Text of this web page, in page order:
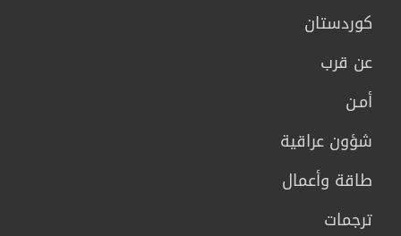
كوردستان
عن قرب
أمـن
شؤون عراقية
طاقة وأعمال
ترجمات